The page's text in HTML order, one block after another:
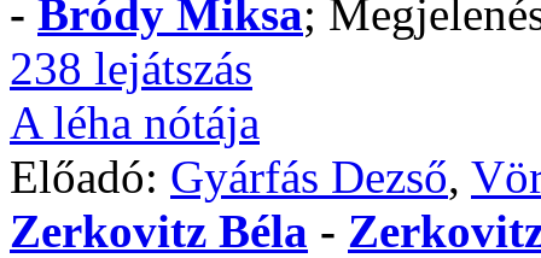
- Bródy Miksa;
238 lejátszás
A léha nótája
Előadó: Gyárfás Dezső,
Zerkovitz Béla -